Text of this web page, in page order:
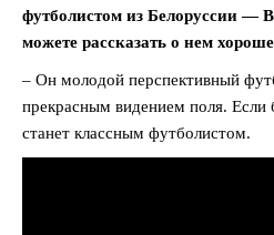
футболистом из Белоруссии —
можете рассказать о нем
– Он молодой перспективный
прекрасным видением поля. Если
станет классным футболистом.